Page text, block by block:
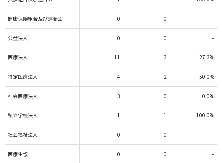
健康保険組合及び連合会 0 0 –
公益法人 0 0 –
医療法人 11 3 27.3%
特定医療法人 4 2 50.0%
社会医療法人 3 0 0.0%
私立学校法人 1 1 100.0%
社会福祉法人 0 0 –
医療生協 0 0 –